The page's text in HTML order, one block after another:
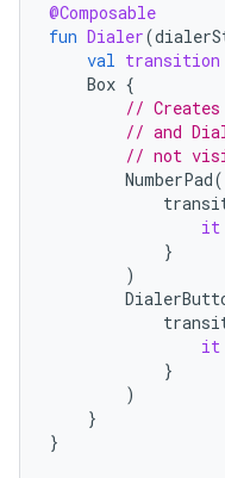
@Composable
fun Dialer(
val transition
Box {
//
// and
// not
NumberPad(
it
}
)
it
}
)
}
}